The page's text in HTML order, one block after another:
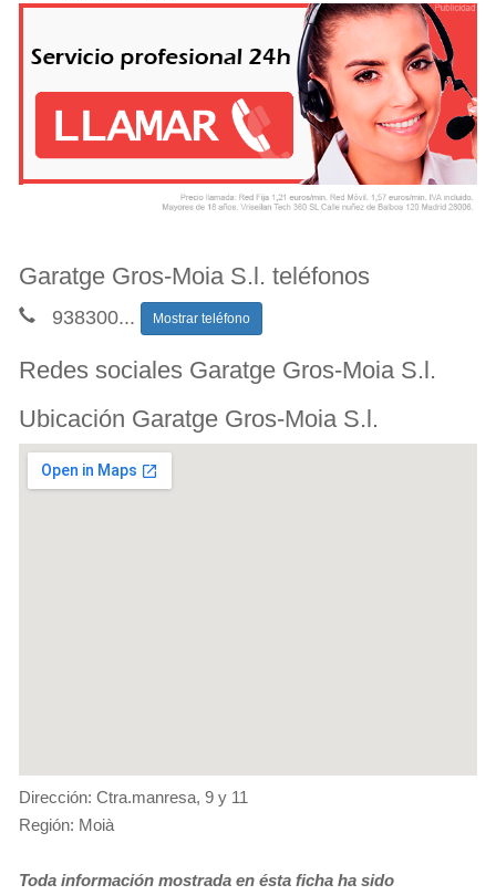
Garatge Gros-Moia S.l. teléfonos
938300... Mostrar teléfono
Redes sociales Garatge Gros-Moia S.l.
Ubicación Garatge Gros-Moia S.l.
Dirección: Ctra.manresa, 9 y 11
Región: Moià
Toda información mostrada en ésta ficha ha sido